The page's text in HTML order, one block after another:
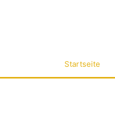
Startseite